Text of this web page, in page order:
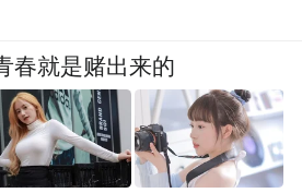
春就是赌出来的